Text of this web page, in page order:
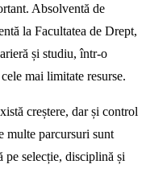
Absolventă de
la Facultatea de Drept,
și studiu, într-o
mai limitate resurse.
creștere, dar și control
multe parcursuri sunt
pe selecție, disciplină și